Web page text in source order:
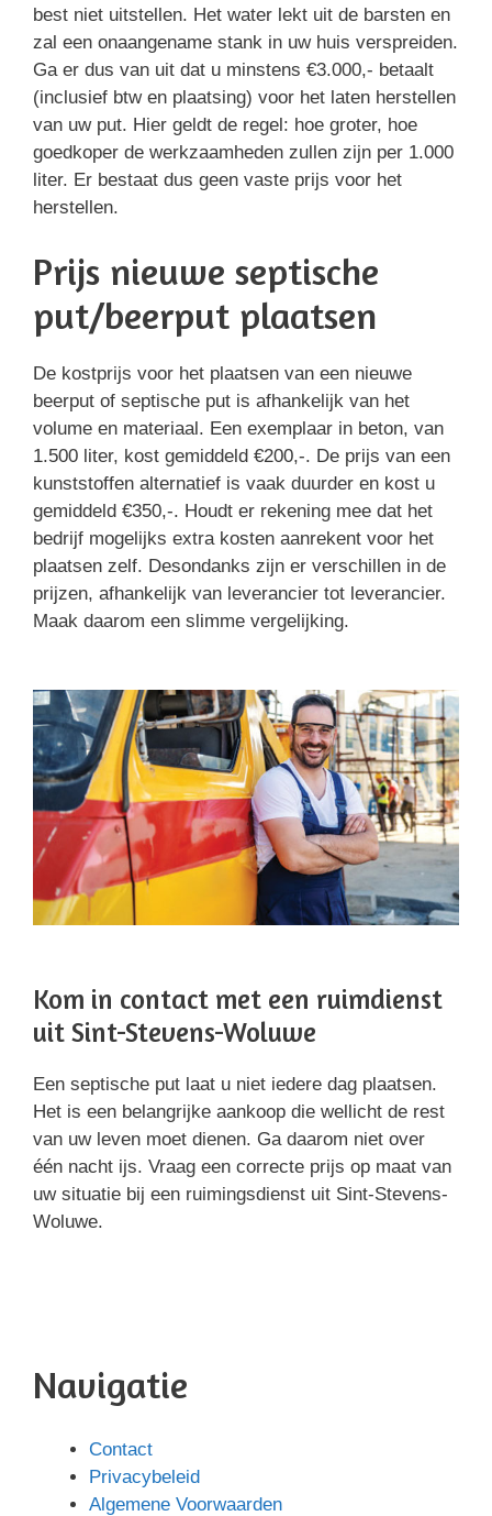
best niet uitstellen. Het water lekt uit de barsten en
zal een onaangename stank in uw huis verspreiden.
Ga er dus van uit dat u minstens €3.000,- betaalt
(inclusief btw en plaatsing) voor het laten herstellen
van uw put. Hier geldt de regel: hoe groter, hoe
goedkoper de werkzaamheden zullen zijn per 1.000
liter. Er bestaat dus geen vaste prijs voor het
herstellen.
Prijs nieuwe septische
put/beerput plaatsen
De kostprijs voor het plaatsen van een nieuwe
beerput of septische put is afhankelijk van het
volume en materiaal. Een exemplaar in beton, van
1.500 liter, kost gemiddeld €200,-. De prijs van een
kunststoffen alternatief is vaak duurder en kost u
gemiddeld €350,-. Houdt er rekening mee dat het
bedrijf mogelijks extra kosten aanrekent voor het
plaatsen zelf. Desondanks zijn er verschillen in de
prijzen, afhankelijk van leverancier tot leverancier.
Maak daarom een slimme vergelijking.
Kom in contact met een ruimdienst
uit Sint-Stevens-Woluwe
Een septische put laat u niet iedere dag plaatsen.
Het is een belangrijke aankoop die wellicht de rest
van uw leven moet dienen. Ga daarom niet over
één nacht ijs. Vraag een correcte prijs op maat van
uw situatie bij een ruimingsdienst uit Sint-Stevens-
Woluwe.
Navigatie
Contact
Privacybeleid
Algemene Voorwaarden